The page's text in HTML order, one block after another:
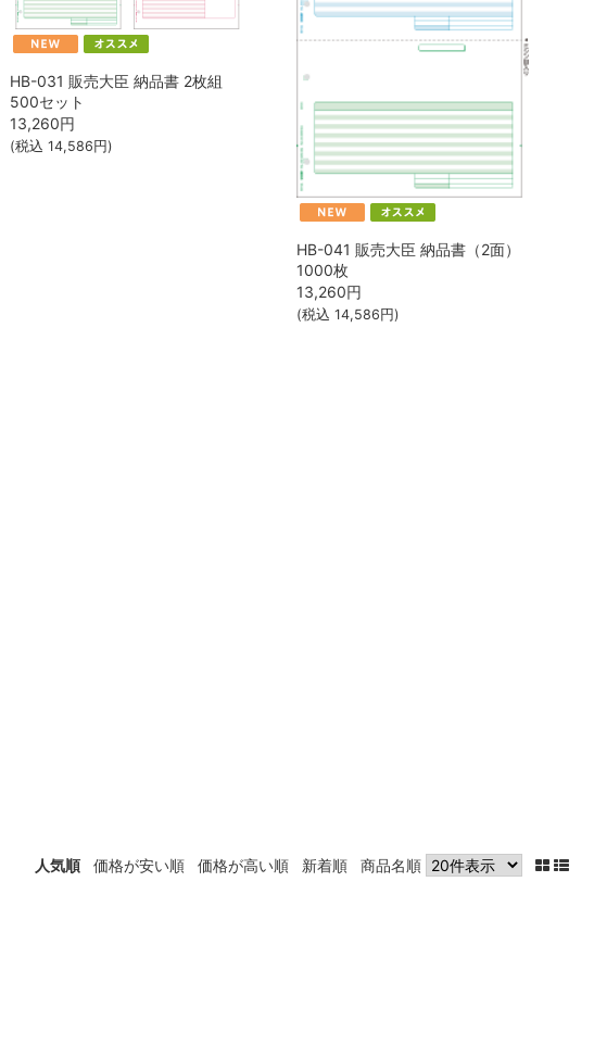
HB-031 販売大臣 納品書 2枚組
500セット
13,260円
(税込14,586 円)
HB-041 販売大臣 納品書（2面）
1000枚
13,260円
(税込14,586 円)
人気順 価格が安い順 価格が高い順 新着順 商品名順